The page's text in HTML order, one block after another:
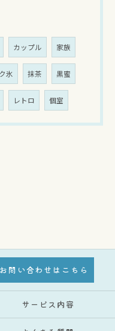
カップル 家族
氷 抹茶 黒蜜
レトロ 個室
お問い合わせはこちら
サービス内容